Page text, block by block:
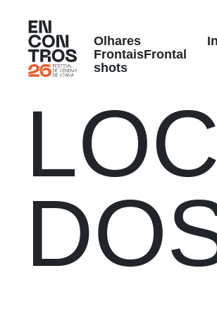
Olhares
FrontaisFrontal
shots